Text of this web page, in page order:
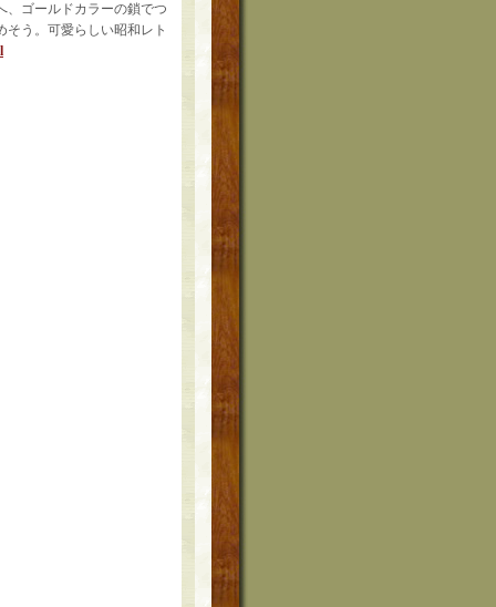
、ゴールドカラーの鎖でつ
う。可愛らしい昭和レト